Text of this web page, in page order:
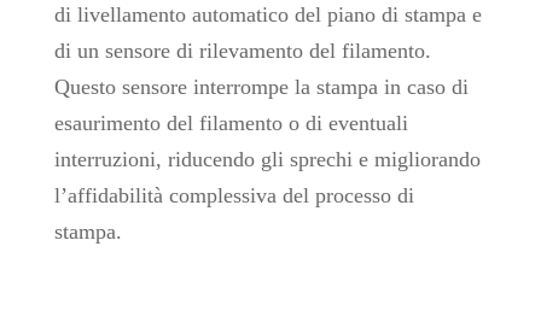
di livellamento automatico del piano di stampa e
di un sensore di rilevamento del filamento.
Questo sensore interrompe la stampa in caso di
esaurimento del filamento o di eventuali
interruzioni, riducendo gli sprechi e migliorando
l’affidabilità complessiva del processo di
stampa.